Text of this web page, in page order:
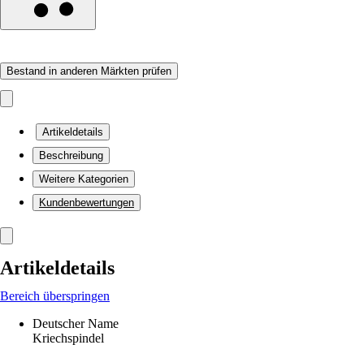
Bestand in anderen Märkten prüfen
Artikeldetails
Beschreibung
Weitere Kategorien
Kundenbewertungen
Artikeldetails
Bereich überspringen
Deutscher Name
Kriechspindel